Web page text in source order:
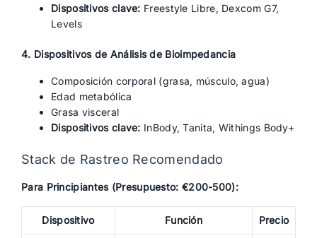
Dispositivos clave: Freestyle Libre, Dexcom G7,
Levels
4. Dispositivos de Análisis de Bioimpedancia
Composición corporal (grasa, músculo, agua)
Edad metabólica
Grasa visceral
Dispositivos clave: InBody, Tanita, Withings Body+
Stack de Rastreo Recomendado
Para Principiantes (Presupuesto: €200-500):
Dispositivo Función Precio